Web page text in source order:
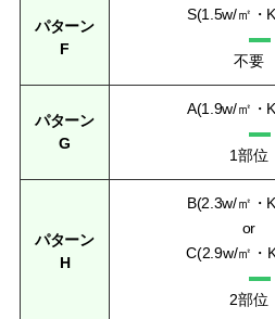
パターン
F
S(1.5w/㎡・
不要
パターン
G
A(1.9w/㎡・
1部位
パターン
H
B(2.3w/㎡・
or
C(2.9w/㎡・
2部位